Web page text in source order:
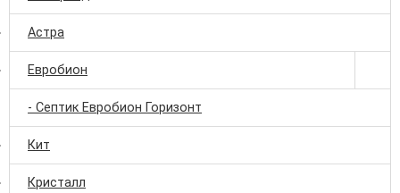
Астра
Евробион
- Септик Евробион Горизонт
Кит
Кристалл